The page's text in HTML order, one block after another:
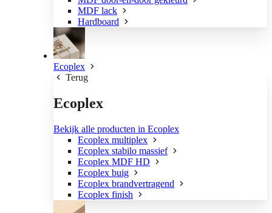
MDF lack
Hardboard
Ecoplex
Terug
Ecoplex
Bekijk alle producten in Ecoplex
Ecoplex multiplex
Ecoplex stabilo massief
Ecoplex MDF HD
Ecoplex buig
Ecoplex brandvertragend
Ecoplex finish